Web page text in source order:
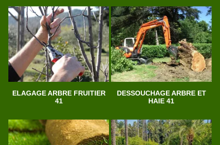
ELAGAGE ARBRE FRUITIER
41
DESSOUCHAGE ARBRE ET
HAIE 41